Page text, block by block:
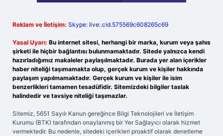
Reklam ve İletişim: Skype: live:.cid.575569c608265c69
Yasal Uyarı: Bu internet sitesi, herhangi bir marka, kurum veya şahıs
şirketi ile hiçbir bağlantısı bulunmamaktadır. Sitede yalnızca kendi
hazırladığımız makaleler paylaşılmaktadır. Burada yer alan içerikler
haber niteliği taşımamakta olup, gerçek kurum ve kişiler hakkında
paylaşım yapılmamaktadır. Gerçek kurum ve kişiler ile isim
benzerlikleri tamamen tesadüfidir. Sitemizdeki bilgiler taslak
halindedir ve tavsiye niteliği taşımazlar.
Sitemiz, 5651 Sayılı Kanun gereğince Bilgi Teknolojileri ve İletişim
Kurumu (BTK) tarafından onaylanmış bir Yer Sağlayıcı olarak hizmet
vermektedir. Bu nedenle, sitedeki içerikleri proaktif olarak denetleme